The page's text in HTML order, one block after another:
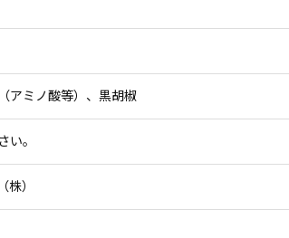
アミノ酸等）、黒胡椒
い。
株）